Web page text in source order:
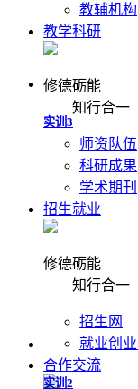
教辅机构
教学科研
修德砺能
知行合一
师资队伍
科研成果
学术期刊
招生就业
修德砺能
知行合一
招生网
就业创业
合作交流
专业实训
军训汇演
话剧表演